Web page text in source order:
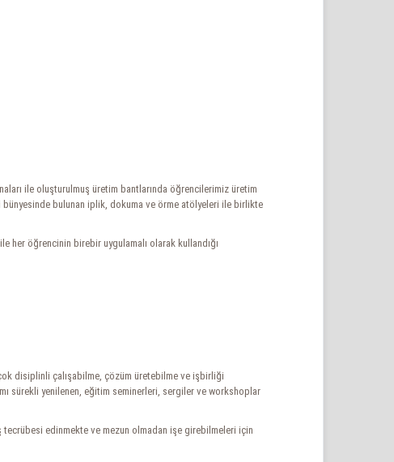
ile oluşturulmuş üretim bantlarında öğrencilerimiz üretim
bulunan iplik, dokuma ve örme atölyeleri ile birlikte
her öğrencinin birebir uygulamalı olarak kullandığı
disiplinli çalışabilme, çözüm üretebilme ve işbirliği
sürekli yenilenen, eğitim seminerleri, sergiler ve workshoplar
tecrübesi edinmekte ve mezun olmadan işe girebilmeleri için